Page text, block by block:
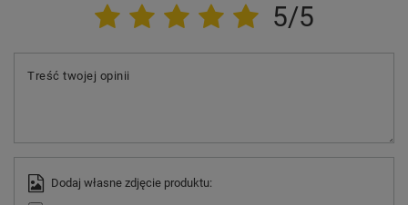
5/5
Treść twojej opinii
Dodaj własne zdjęcie produktu: